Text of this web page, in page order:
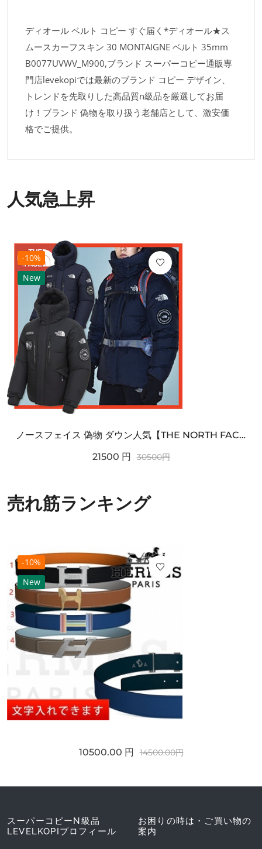
ディオール ベルト コピー すぐ届く*ディオール★ス
ムースカーフスキン 30 MONTAIGNE ベルト 35mm
B0077UVWV_M900,ブランド スーパーコピー通販専
門店levekopiでは最新のブランド コピー デザイン、
トレンドを先取りした高品質n級品を厳選してお届
け！ブランド 偽物を取り扱う老舗店として、激安価
格でご提供。
人気急上昇
-10%
New
ノースフェイス 偽物 ダウン人気【THE NORTH FACE】M'S 7 SUMMIT HIM...
21500 円 30500円
売れ筋ランキング
-10%
New
10500.00 円 14500.00円
スーパーコピーN級品
LEVELKOPIプロフィール
お困りの時は・ご買い物の
案内